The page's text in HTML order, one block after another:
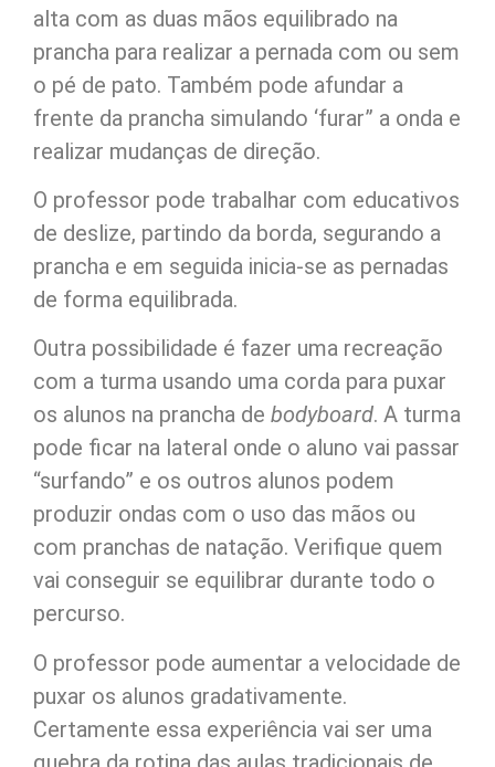
alta com as duas mãos equilibrado na
prancha para realizar a pernada com ou sem
o pé de pato. Também pode afundar a
frente da prancha simulando ‘furar” a onda e
realizar mudanças de direção.
O professor pode trabalhar com educativos
de deslize, partindo da borda, segurando a
prancha e em seguida inicia-se as pernadas
de forma equilibrada.
Outra possibilidade é fazer uma recreação
com a turma usando uma corda para puxar
os alunos na prancha de bodyboard. A turma
pode ficar na lateral onde o aluno vai passar
“surfando” e os outros alunos podem
produzir ondas com o uso das mãos ou
com pranchas de natação. Verifique quem
vai conseguir se equilibrar durante todo o
percurso.
O professor pode aumentar a velocidade de
puxar os alunos gradativamente.
Certamente essa experiência vai ser uma